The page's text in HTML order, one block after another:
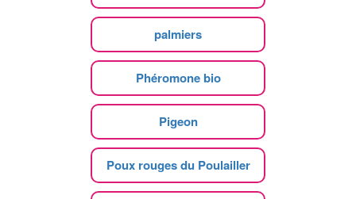
palmiers
Phéromone bio
Pigeon
Poux rouges du Poulailler